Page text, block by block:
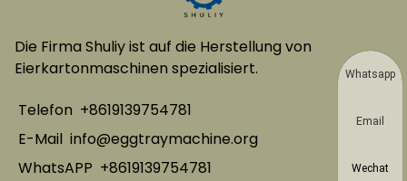
Die Firma Shuliy ist auf die Herstellung von
Eierkartonmaschinen spezialisiert.
Telefon +8619139754781
E-Mail info@eggtraymachine.org
WhatsAPP +8619139754781
Whatsapp
Email
Wechat